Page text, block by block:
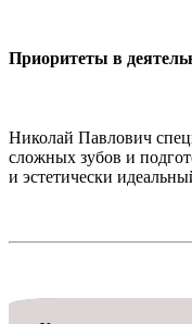
Приоритеты в
Николай Павлович
сложных зубов и
и эстетически